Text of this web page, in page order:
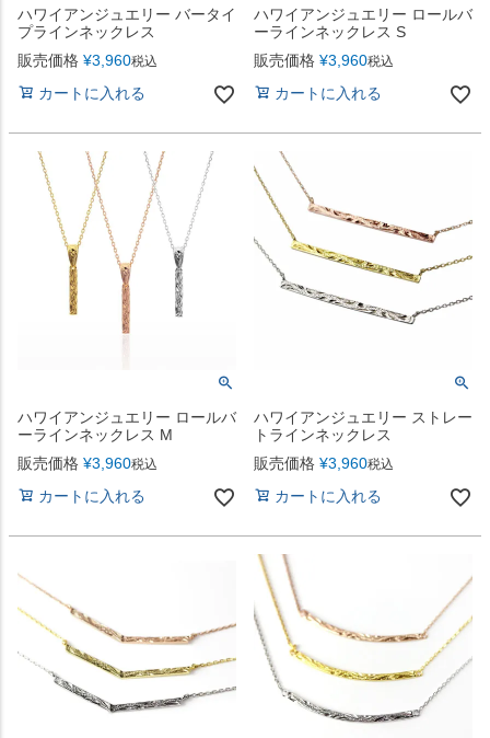
ハワイアンジュエリー バータイ
プラインネックレス
販売価格 ¥3,960税込
カートに入れる
ハワイアンジュエリー ロールバ
ーラインネックレス S
販売価格 ¥3,960税込
カートに入れる
ハワイアンジュエリー ロールバ
ーラインネックレス M
販売価格 ¥3,960税込
カートに入れる
ハワイアンジュエリー ストレー
トラインネックレス
販売価格 ¥3,960税込
カートに入れる